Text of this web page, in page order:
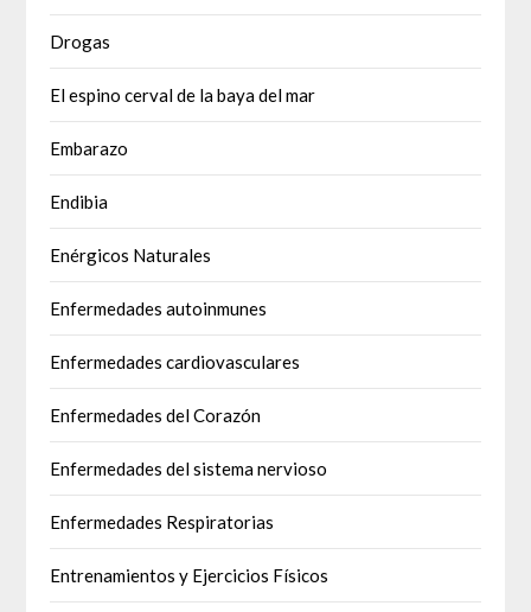
Drogas
El espino cerval de la baya del mar
Embarazo
Endibia
Enérgicos Naturales
Enfermedades autoinmunes
Enfermedades cardiovasculares
Enfermedades del Corazón
Enfermedades del sistema nervioso
Enfermedades Respiratorias
Entrenamientos y Ejercicios Físicos